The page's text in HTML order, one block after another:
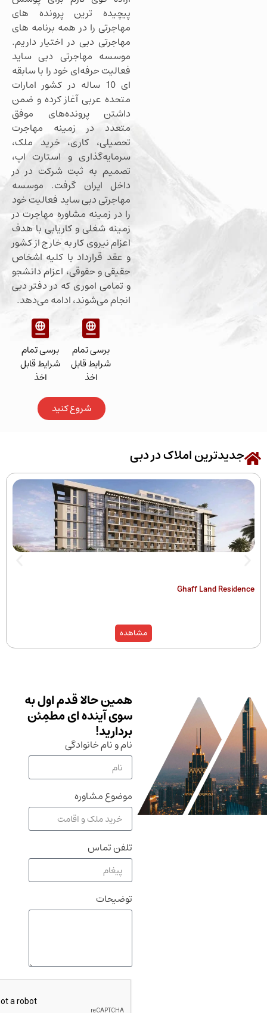
پیچیده ترین پرونده های
مهاجرتی را در همه برنامه های
مهاجرتی دبی در اختیار داریم.
موسسه مهاجرتی دبی ساید
فعالیت حرفه‌ای خود را با سابقه
ای 10 ساله در کشور امارات
متحده عربی آغاز کرده و ضمن
داشتن پرونده‌های موفق
متعدد در زمینه مهاجرت
تحصیلی، کاری، خرید ملک،
سرمایه‌گذاری و استارت اپ،
تصمیم به ثبت شرکت در در
داخل ایران گرفت. موسسه
مهاجرتی دبی ساید فعالیت خود
را در زمینه مشاوره مهاجرت در
زمینه شغلی و کاریابی با هدف
اعزام نیروی کار به خارج از کشور
و عقد قرارداد با کلیه اشخاص
حقیقی و حقوقی، اعزام دانشجو
و تمامی اموری که در دفتر دبی
انجام می‌شوند، ادامه می‌دهد.
برسی تمام
شرایط قابل
اخذ
شروع کنید
املاک در دبی
Ghaff
همین حالا قدم اول به
سوی آینده ای مطمِئن
بردارید!
نام و نام خانوادگی
موضوع مشاوره